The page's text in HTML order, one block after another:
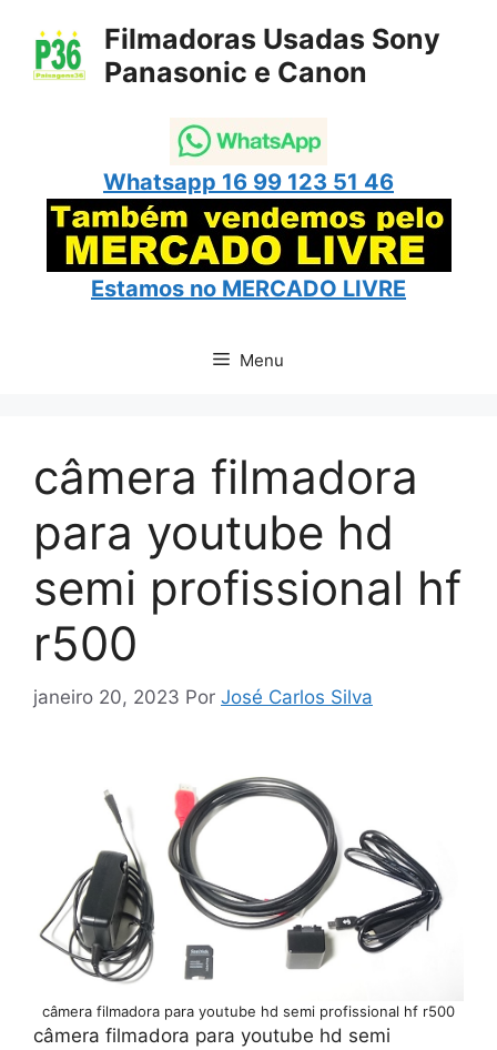
para
Filmadoras Usadas Sony
Panasonic e Canon
Whatsapp 16 99 123 51 46
Estamos no MERCADO LIVRE
Menu
câmera filmadora
para youtube hd
semi profissional hf
r500
janeiro 20, 2023 Por José Carlos Silva
câmera filmadora para youtube hd semi profissional hf r500
câmera filmadora para youtube hd semi